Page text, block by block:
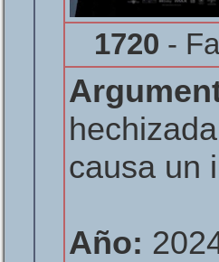
1720 -
causa un
Año: